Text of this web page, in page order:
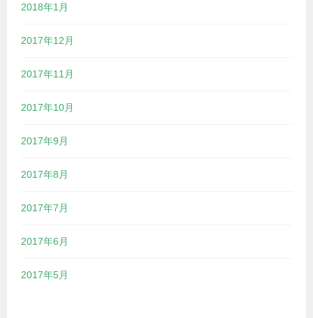
2018年1月
2017年12月
2017年11月
2017年10月
2017年9月
2017年8月
2017年7月
2017年6月
2017年5月